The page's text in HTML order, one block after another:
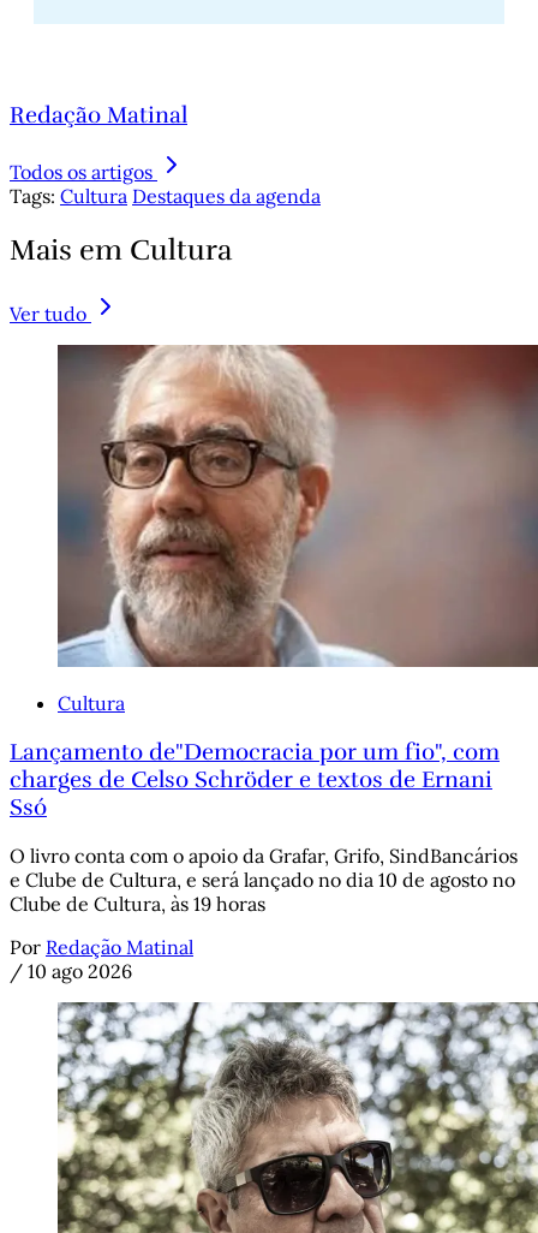
Redação Matinal
Todos os artigos
Tags: Cultura Destaques da agenda
Mais em Cultura
Ver tudo
Cultura
Lançamento de"Democracia por um fio", com
charges de Celso Schröder e textos de Ernani
Ssó
O livro conta com o apoio da Grafar, Grifo, SindBancários
e Clube de Cultura, e será lançado no dia 10 de agosto no
Clube de Cultura, às 19 horas
Por Redação Matinal
/ 10 ago 2026